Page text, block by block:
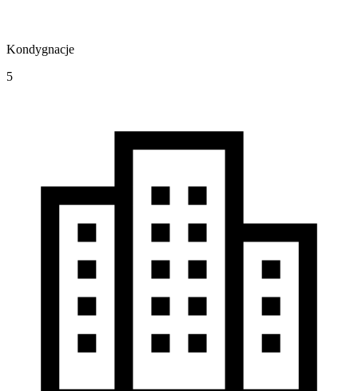
Kondygnacje
5